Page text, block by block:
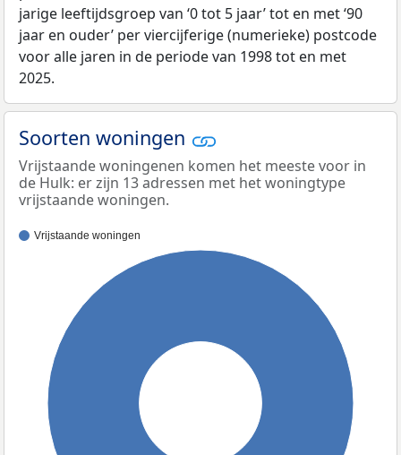
jarige leeftijdsgroep van ‘0 tot 5 jaar’ tot en met ‘90
jaar en ouder’ per viercijferige (numerieke) postcode
voor alle jaren in de periode van 1998 tot en met
2025.
Soorten woningen
Vrijstaande woningenen komen het meeste voor in
de Hulk: er zijn 13 adressen met het woningtype
vrijstaande woningen.
Vrijstaande woningen